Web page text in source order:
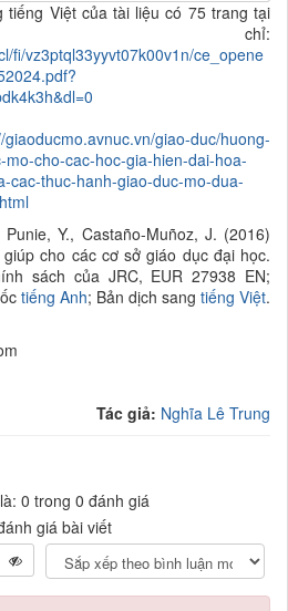
Việt của tài liệu có 75 trang tại
chỉ:
fi/vz3ptql33yyvt07k00v1n/ce_opene
giaoducmo.avnuc.vn/giao-duc/huong-
cho-cac-hoc-gia-hien-dai-hoa-
cac-thuc-hanh-giao-duc-mo-dua-
Y., Castaño-Muñoz, J. (2016)
cho các cơ sở giáo dục đại học.
sách của JRC, EUR 27938 EN;
tiếng Anh; Bản dịch sang tiếng Việt.
Tác giả: Nghĩa Lê Trung
0 trong 0 đánh giá
giá bài viết